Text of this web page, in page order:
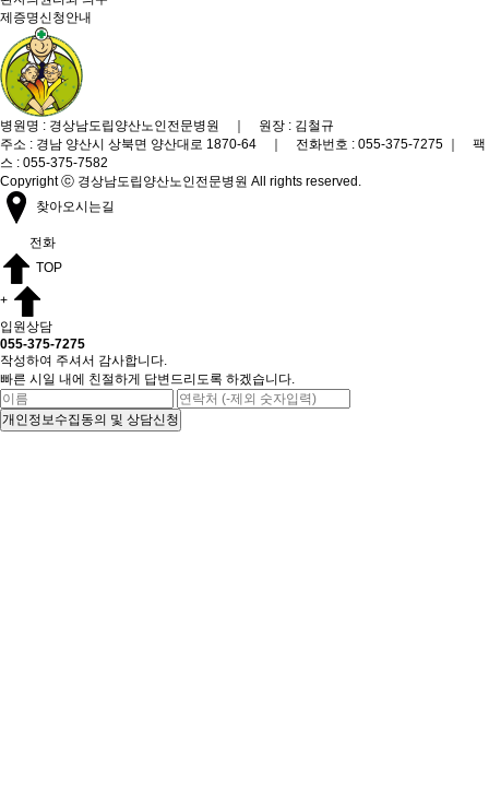
제증명신청안내
병원명 : 경상남도립양산노인전문병원 ｜ 원장 : 김철규
주소 : 경남 양산시 상북면 양산대로 1870-64 ｜ 전화번호 : 055-375-7275 ｜ 팩
스 : 055-375-7582
Copyright ⓒ 경상남도립양산노인전문병원 All rights reserved.
찾아오시는길
전화
TOP
+
입원상담
055-375-7275
작성하여 주셔서 감사합니다.
빠른 시일 내에 친절하게 답변드리도록 하겠습니다.
개인정보수집동의 및 상담신청